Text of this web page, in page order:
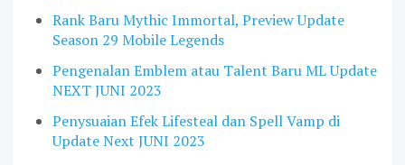
Rank Baru Mythic Immortal, Preview Update
Season 29 Mobile Legends
Pengenalan Emblem atau Talent Baru ML Update
NEXT JUNI 2023
Penysuaian Efek Lifesteal dan Spell Vamp di
Update Next JUNI 2023